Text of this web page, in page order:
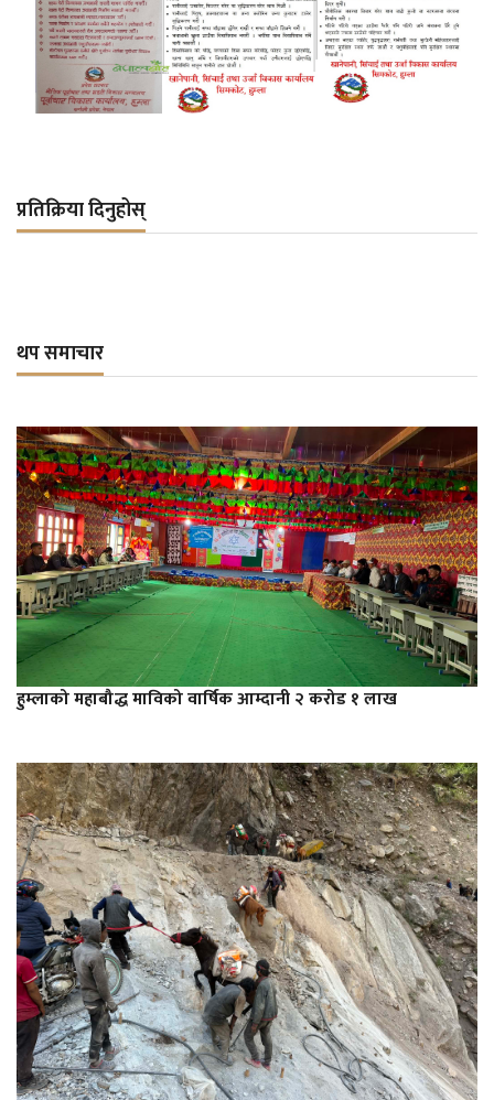
प्रतिक्रिया दिनुहोस्
थप समाचार
हुम्लाको महाबौद्ध माविको वार्षिक आम्दानी २ करोड १ लाख